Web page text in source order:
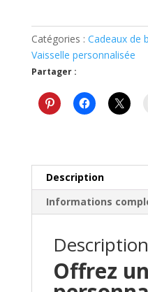
baptême
personnalisé
Catégories : Cadeaux de
Vaisselle personnalisée
Partager :
Description
Informations
Description
Offrez